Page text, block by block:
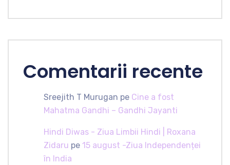
Comentarii recente
Sreejith T Murugan pe Cine a fost
Mahatma Gandhi – Gandhi Jayanti
Hindi Diwas - Ziua Limbii Hindi | Roxana
Zidaru pe 15 august -Ziua Independenței
în India